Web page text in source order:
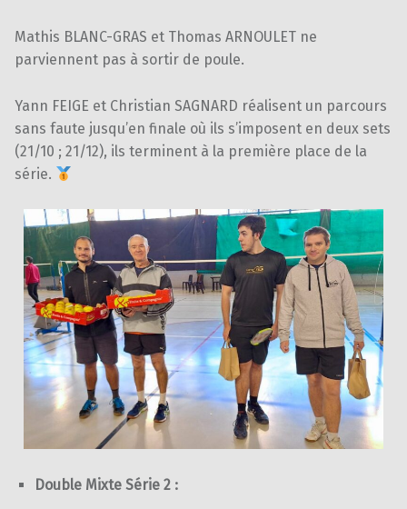
Mathis BLANC-GRAS et Thomas ARNOULET ne
parviennent pas à sortir de poule.
Yann FEIGE et Christian SAGNARD réalisent un parcours
sans faute jusqu’en finale où ils s’imposent en deux sets
(21/10 ; 21/12), ils terminent à la première place de la
série.
Double Mixte Série 2 :